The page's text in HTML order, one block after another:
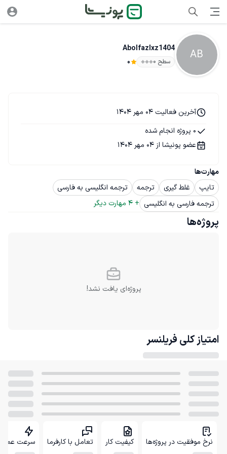
AB
Abolfazlxz1404
سطح ۰ 0
مهارت‌ها
تایپ
غلط گیری ترجمه
ترجمه انگلیسی به فارسی
ترجمه فارسی به انگلیسی +
4 مهارت دیگر
آخرین فعالیت 04 مهر 1404
0 پروژه انجام شده
عضو پونیشا از 04 مهر 1404
پروژه‌ها
پروژه‌ای یافت نشد!
امتیاز کلی فریلنسر
نرخ موفقیت در پروژه‌ها کیفیت کار تعامل با کارفرما سرعت عمل